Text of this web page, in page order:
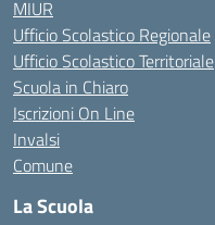
MIUR
Ufficio Scolastico Regionale
Ufficio Scolastico Territoriale
Scuola in Chiaro
Iscrizioni On Line
Invalsi
Comune
La Scuola